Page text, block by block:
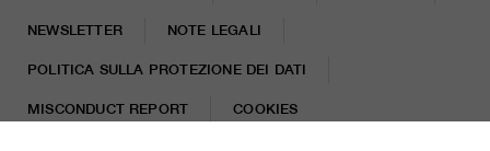
NEWSLETTER NOTE LEGALI
POLITICA SULLA PROTEZIONE DEI DATI
MISCONDUCT REPORT COOKIES